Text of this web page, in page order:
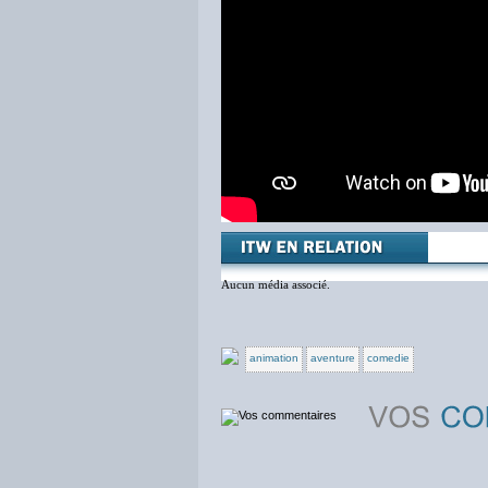
Aucun média associé.
animation aventure comedie